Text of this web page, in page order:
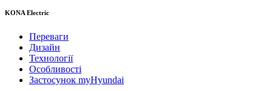
KONA Electric
Переваги
Дизайн
Технології
Особливості
Застосунок myHyundai